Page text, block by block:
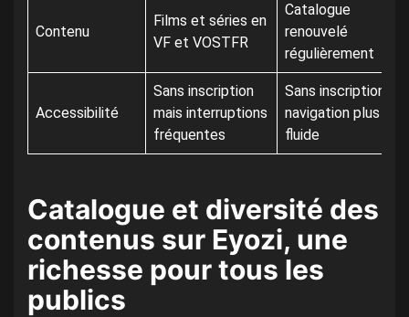
Contenu
Films et séries en
VF et VOSTFR
Catalogue
renouvelé
régulièrement
Accessibilité
Sans inscription
mais interruptions
fréquentes
Sans inscription,
navigation plus
fluide
Catalogue et diversité des
contenus sur Eyozi, une
richesse pour tous les
publics